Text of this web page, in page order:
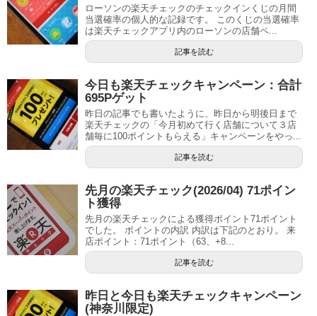
ローソンの楽天チェックのチェックインくじの月間
当選確率の個人的な記録です。 このくじの当選確率
は楽天チェックアプリ内のローソンの店舗ペ...
記事を読む
今日も楽天チェックキャンペーン：合計
695Pゲット
昨日の記事でも書いたように、昨日から明後日まで
楽天チェックの「今月初めて行く店舗について３店
舗毎に100ポイントもらえる」キャンペーンをやっ...
記事を読む
先月の楽天チェック(2026/04) 71ポイン
ト獲得
先月の楽天チェックによる獲得ポイント71ポイント
でした。 ポイントの内訳 内訳は下記のとおり。 来
店ポイント：71ポイント（63、+8...
記事を読む
昨日と今日も楽天チェックキャンペーン
(神奈川限定)